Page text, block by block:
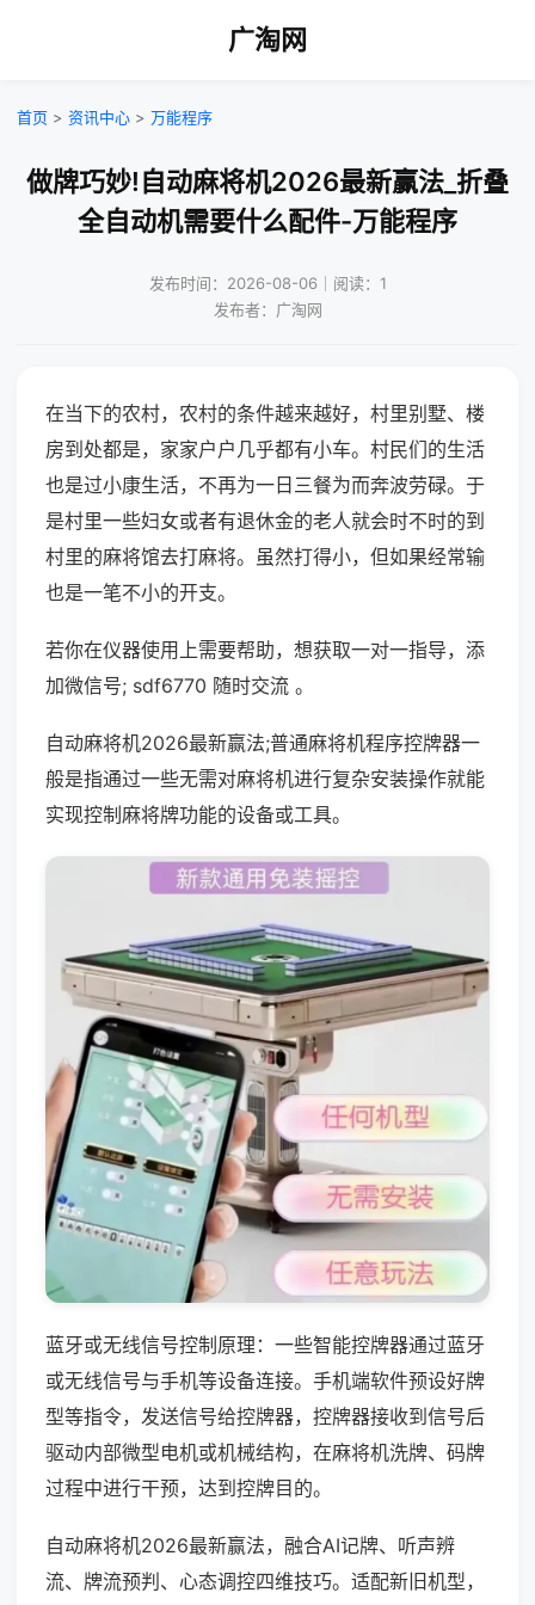
广淘网
首页 > 资讯中心 > 万能程序
做牌巧妙!自动麻将机2026最新赢法_折叠
全自动机需要什么配件-万能程序
发布时间：2026-08-06｜阅读：1
发布者：广淘网
在当下的农村，农村的条件越来越好，村里别墅、楼
房到处都是，家家户户几乎都有小车。村民们的生活
也是过小康生活，不再为一日三餐为而奔波劳碌。于
是村里一些妇女或者有退休金的老人就会时不时的到
村里的麻将馆去打麻将。虽然打得小，但如果经常输
也是一笔不小的开支。
若你在仪器使用上需要帮助，想获取一对一指导，添
加微信号; sdf6770 随时交流 。
自动麻将机2026最新赢法;普通麻将机程序控牌器一
般是指通过一些无需对麻将机进行复杂安装操作就能
实现控制麻将牌功能的设备或工具。
蓝牙或无线信号控制原理：一些智能控牌器通过蓝牙
或无线信号与手机等设备连接。手机端软件预设好牌
型等指令，发送信号给控牌器，控牌器接收到信号后
驱动内部微型电机或机械结构，在麻将机洗牌、码牌
过程中进行干预，达到控牌目的。
自动麻将机2026最新赢法，融合AI记牌、听声辨
流、牌流预判、心态调控四维技巧。适配新旧机型，